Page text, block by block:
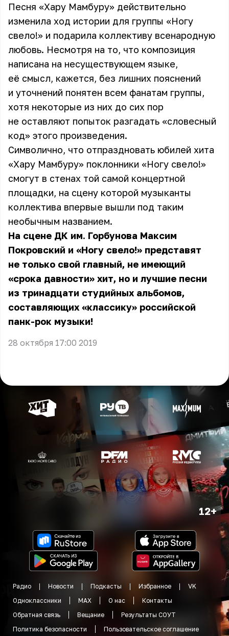
Песня «Хару Мамбуру» действительно
изменила ход истории для группы «Ногу
свело!» и подарила коллективу всенародную
любовь. Несмотря на то, что композиция
написана на несуществующем языке,
её смысл, кажется, без лишних пояснений
и уточнений понятен всем фанатам группы,
хотя некоторые из них до сих пор
не оставляют попыток разгадать «словесный
код» этого произведения.
Символично, что отпраздновать юбилей хита
«Хару Мамбуру» поклонники «Ногу свело!»
смогут в стенах той самой концертной
площадки, на сцену которой музыканты
коллектива впервые вышли под таким
необычным названием.
На сцене ДК им. Горбунова Максим
Покровский и «Ногу свело!» представят
не только свой главный, не имеющий
«срока давности» хит, но и лучшие песни
из тринадцати студийных альбомов,
составляющих «классику» российской
панк-рок музыки!
28 октября 17:00 2019
12+
Радио Новости Подкасты Избранное
VK
Одноклассники
MAX О нас
Контакты
Обратная связь
Вещание
Результаты СОУТ
Политика безопасности
Пользовательское соглашение